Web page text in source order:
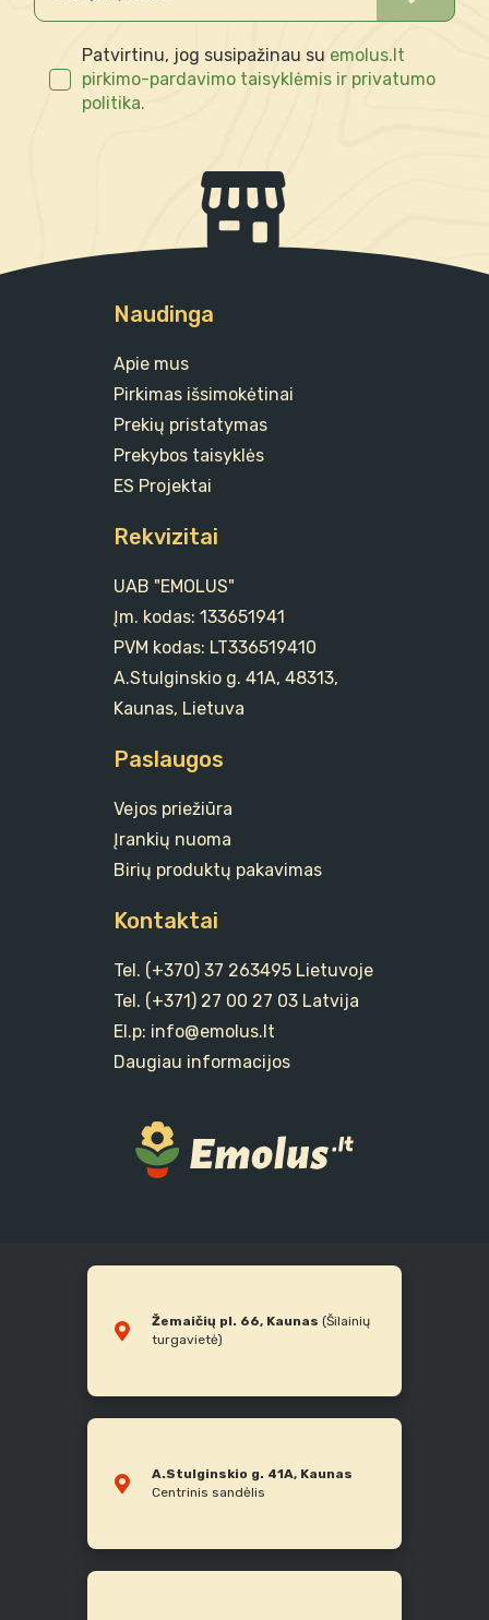
Patvirtinu, jog susipažinau su emolus.lt
pirkimo-pardavimo taisyklėmis ir privatumo
politika.
Naudinga
Apie mus
Pirkimas išsimokėtinai
Prekių pristatymas
Prekybos taisyklės
ES Projektai
Rekvizitai
UAB "EMOLUS"
Įm. kodas: 133651941
PVM kodas: LT336519410
A.Stulginskio g. 41A, 48313,
Kaunas, Lietuva
Paslaugos
Vejos priežiūra
Įrankių nuoma
Birių produktų pakavimas
Kontaktai
Tel. (+370) 37 263495 Lietuvoje
Tel. (+371) 27 00 27 03 Latvija
El.p: info@emolus.lt
Daugiau informacijos
Žemaičių pl. 66, Kaunas (Šilainių
turgavietė)
A.Stulginskio g. 41A, Kaunas
Centrinis sandėlis